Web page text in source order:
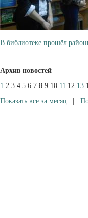
В библиотеке прошёл
Архив новостей
1 2 3 4 5 6 7 8 9 10 11 12 13
Показать все за месяц